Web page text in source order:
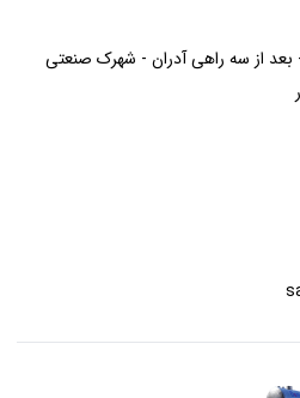
بعد از سه راهی آدران - شهرک صنعتی